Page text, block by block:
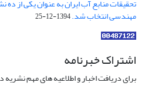
تحقیقات منابع آب ایران به عنوان یکی از
مهندسی انتخاب شد.1394-12-25
اشتراک خبرنامه
برای دریافت اخبار و اطلاعیه های مهم